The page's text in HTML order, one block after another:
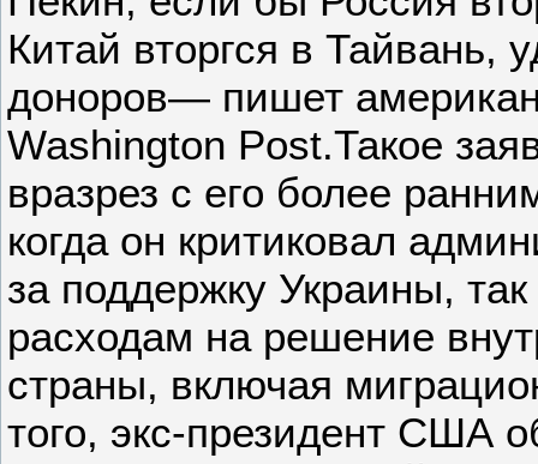
Китай вторгся в Тайвань,
доноров— пишет
Washington Post.Такое
вразрез с его более
когда он критиковал
за поддержку Украины,
расходам на решение
страны, включая
того, экс-президент США